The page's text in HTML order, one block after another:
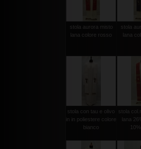
stola aurora misto
lana colore rosso
stola
lana
stola con tau e olivo
in in poliestere colore
bianco
stola
lana